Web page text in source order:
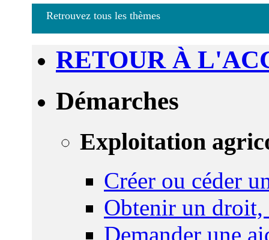
Retrouvez tous les thèmes
RETOUR À
Démarches
Exploitation
Créer ou céder
Obtenir un droit,
Demander une